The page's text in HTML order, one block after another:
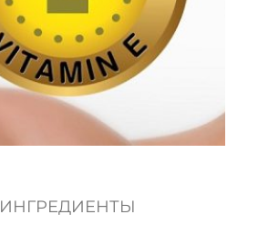
ИНГРЕДИЕНТЫ